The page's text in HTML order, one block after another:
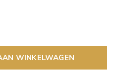
WINKELWAGEN